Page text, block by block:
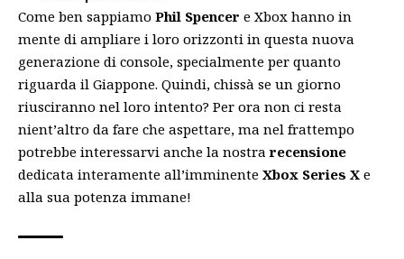
Come ben sappiamo Phil Spencer e Xbox hanno in
mente di ampliare i loro orizzonti in questa nuova
generazione di console, specialmente per quanto
riguarda il Giappone. Quindi, chissà se un giorno
riusciranno nel loro intento? Per ora non ci resta
nient’altro da fare che aspettare, ma nel frattempo
potrebbe interessarvi anche la nostrarecensione
dedicata interamente all’imminente Xbox Series X e
alla sua potenza immane!